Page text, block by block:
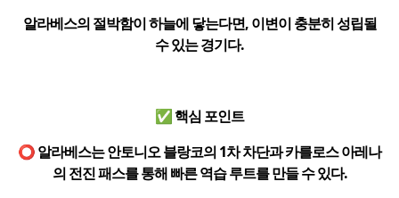
알라베스의 절박함이 하늘에 닿는다면, 이변이 충분히 성립될
수 있는 경기다.
✅ 핵심 포인트
⭕ 알라베스는 안토니오 블랑코의 1차 차단과 카를로스 아레나
의 전진 패스를 통해 빠른 역습 루트를 만들 수 있다.